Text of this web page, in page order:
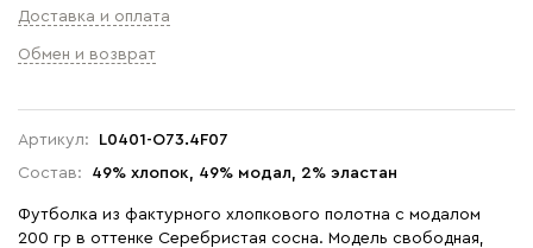
Артикул:
L0401-O73.4F07
Состав:
49% хлопок, 49% модал, 2% эластан
Футболка из фактурного хлопкового полотна с модалом
200 гр в оттенке Серебристая сосна. Модель свободная,
Доставка и оплата
Обмен и возврат